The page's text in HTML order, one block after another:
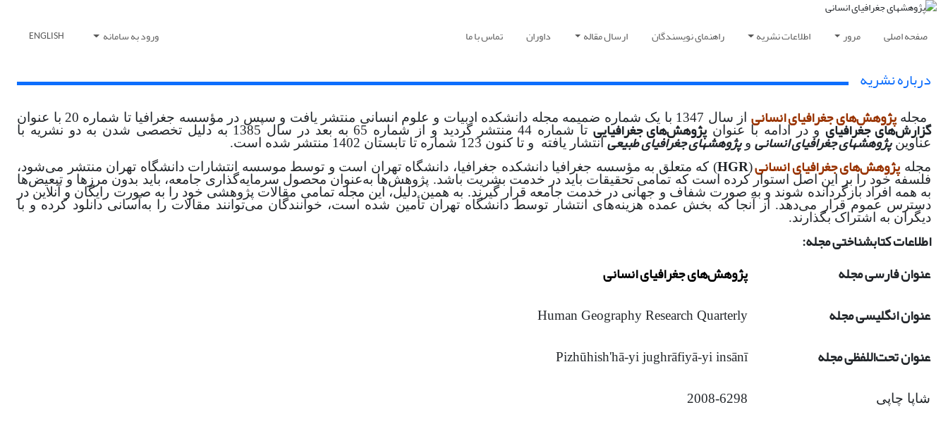
صفحه اصلی مرور اطلاعات نشریه راهنمای نویسندگان ارسال مقاله داوران تماس با ما ورود به سامانه ENGLISH
درباره نشریه
مجلهپژوهش‌های جغرافیای انسانی از سال 1347 با یک شماره ضمیمه مجله دانشکده ادبیات و علوم انسانی منتشر یافت و سپس در مؤسسه جغرافیا تا شماره 20 با عنوان
گزارش‌های جغرافیای و در ادامه با عنوان پژوهش‌های جغرافیایی
تا شماره 44 منتشر گردید و از شماره 65 به بعد در سال 1385 به دلیل تخصصی شدن به دو نشریه با
عناوینپژوهشهای جغرافیای انسانی وپژوهشهای جغرافیای طبیعی انتشار یافته و تا کنون 123 شماره تا تابستان 1402 منتشر شده است.
مجله پژوهش‌های جغرافیای انسانی(
HGR) که متعلق به مؤسسه جغرافیا دانشکده جغرافیا، دانشگاه تهران است و توسط موسسه انتشارات دانشگاه تهران منتشر می‌شود،
فلسفه خود را بر این اصل استوار کرده است که تمامی تحقیقات باید در خدمت بشریت باشد. پژوهش‌ها به‌عنوان محصول سرمایه‌گذاری جامعه، باید بدون مرزها و تبعیض‌ها
به همه افراد بازگردانده شوند و به صورت شفاف و جهانی در خدمت جامعه قرار گیرند. به همین دلیل، این مجله تمامی مقالات پژوهشی خود را به صورت رایگان و آنلاین در
دسترس عموم قرار می‌دهد. از آنجا که بخش عمده هزینه‌های انتشار توسط دانشگاه تهران تأمین شده است، خوانندگان می‌توانند مقالات را به‌آسانی دانلود کرده و با
دیگران به اشتراک بگذارند.
اطلاعات کتابشناختی مجله:
عنوان فارسی مجله
پژوهش‌های جغرافیای انسانی
عنوان انگلیسی مجله
Human Geography Research Quarterly
عنوان تحت‌اللفظی مجله Pizhūhish'hā-yi jughrāfiyā-yi insānī
شاپا چاپی 2008-6298